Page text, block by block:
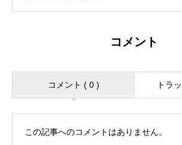
コメント
コメント ( 0 ) トラ
この記事へのコメントはありません。